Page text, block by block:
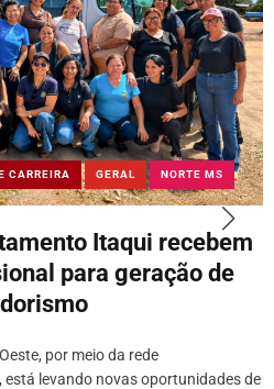
CARREIRA GERAL NORTE MS
Itaqui recebem
para geração de
por meio da rede
levando novas oportunidades de